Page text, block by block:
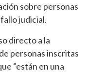
sobre personas
judicial.
directo a la
personas inscritas
“están en una